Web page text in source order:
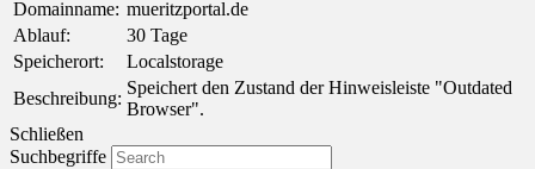
Domainname: mueritzportal.de
Ablauf:
30 Tage
Speicherort:
Localstorage
Beschreibung:
Speichert den Zustand der Hinweisleiste "Outdated
Browser".
Schließen
Suchbegriffe